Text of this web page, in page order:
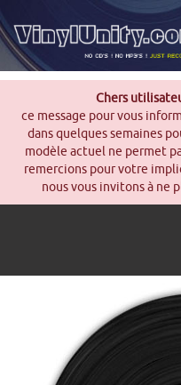
Chers
ce message pour vous
dans quelques semaines
modèle actuel ne permet
remercions pour votre
nous vous invitons à ne